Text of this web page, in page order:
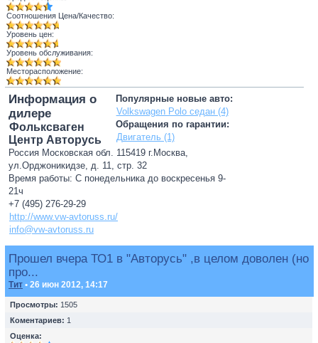
Соотношения Цена/Качество:
Уровень цен:
Уровень обслуживания:
Месторасположение:
Популярные новые авто:
Volkswagen Polo седан (4)
Обращения по гарантии:
Двигатель (1)
Информация о
дилере
Фольксваген
Центр Авторусь
Россия Московская обл. 115419 г.Москва,
ул.Орджоникидзе, д. 11, стр. 32
Время работы: С понедельника до воскресенья 9-
21ч
+7 (495) 276-29-29
http://www.vw-avtoruss.ru/
info@vw-avtoruss.ru
Прошел вчера ТО1 в "Авторусь" ,в целом доволен (но
про...
Тит • 26 июн 2012, 14:17
Просмотры: 1505
Коментариев: 1
Оценка: